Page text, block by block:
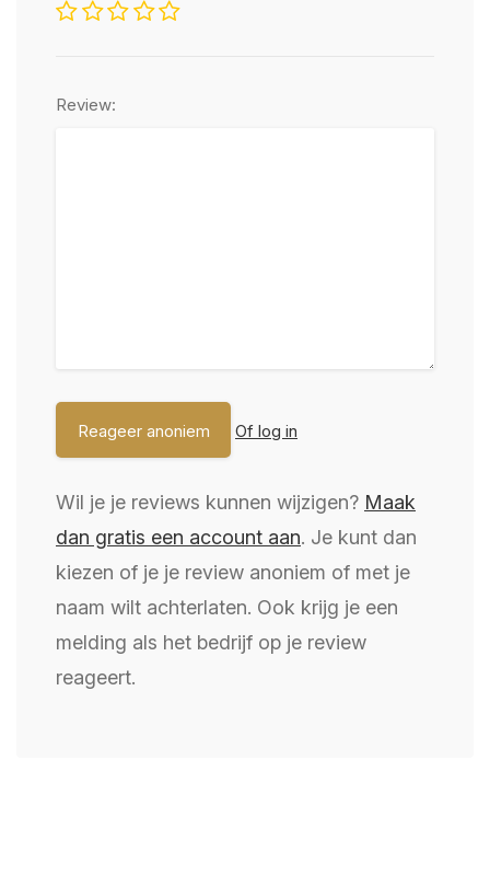
Review:
Of log in
Wil je je reviews kunnen wijzigen? Maak
dan gratis een account aan. Je kunt dan
kiezen of je je review anoniem of met je
naam wilt achterlaten. Ook krijg je een
melding als het bedrijf op je review
reageert.